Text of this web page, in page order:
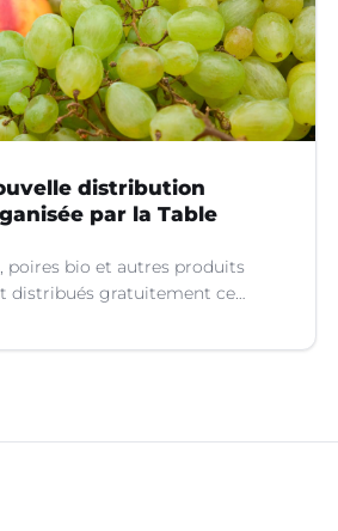
distribution
par la Table
poires bio et autres produits
distribués gratuitement ce
bénévoles de la Table Ouverte